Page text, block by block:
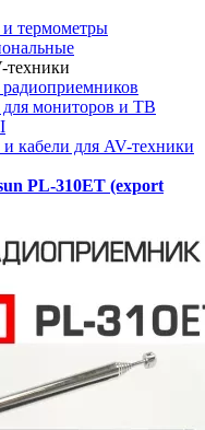
термометры
техники
мониторов и ТВ
кабели для AV-техники
PL-310ET (export